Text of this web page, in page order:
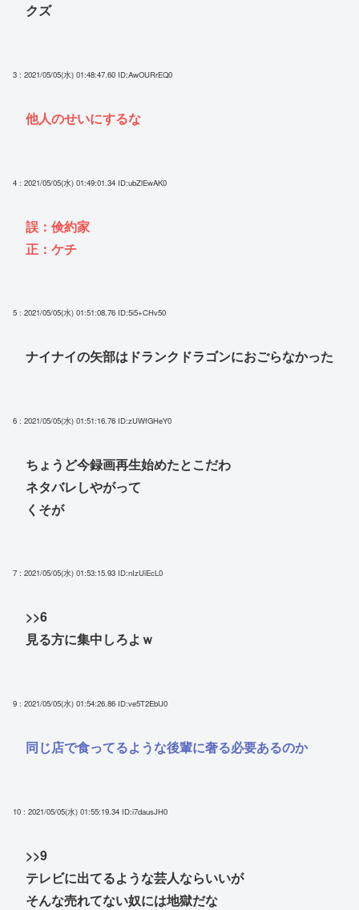
クズ
3 : 2021/05/05(水) 01:48:47.60 ID:AwOURrEQ0
他人のせいにするな
4 : 2021/05/05(水) 01:49:01.34 ID:ubZlEwAK0
誤：倹約家
正：ケチ
5 : 2021/05/05(水) 01:51:08.76 ID:5i5+CHv50
ナイナイの矢部はドランクドラゴンにおごらなかった
6 : 2021/05/05(水) 01:51:16.76 ID:zUWfGHeY0
ちょうど今録画再生始めたとこだわ
ネタバレしやがって
くそが
7 : 2021/05/05(水) 01:53:15.93 ID:nIzUiEcL0
>>6
見る方に集中しろよｗ
9 : 2021/05/05(水) 01:54:26.86 ID:ve5T2EbU0
同じ店で食ってるような後輩に奢る必要あるのか
10 : 2021/05/05(水) 01:55:19.34 ID:i7dausJH0
>>9
テレビに出てるような芸人ならいいが
そんな売れてない奴には地獄だな